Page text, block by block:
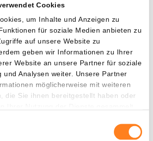
Cookies
um Inhalte und Anzeigen zu
für soziale Medien anbieten zu
auf unsere Website zu
geben wir Informationen zu Ihrer
Website an unsere Partner für soziale
und Analysen weiter. Unsere Partner
möglicherweise mit weiteren
die Sie ihnen bereitgestellt haben oder
Wert habe und am Ende sogar auf null
Polymarket sind
Sie halten einen Bitcoin-Kurs
70.000 US-Dollar im Jahr 2026 für am
wobei derzeit rund 68.000 US-Dollar
gelten.